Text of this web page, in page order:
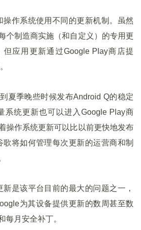
操作系统使用不同的更新机制。虽然
个制造商实施（和自定义）的专用更
应用更新通过Google Play商店提
夏季晚些时候发布Android Q的稳定
系统更新也可以进入Google Play商
操作系统更新可以比以前更快地发布
将如何管理每次更新的运营商和制
是该平台目前的最大的问题之一，
为其设备提供更新的数周甚至数
每月安全补丁。